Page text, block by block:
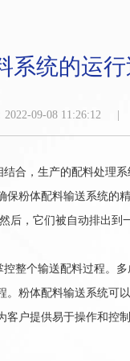
系统的运
2022-09-08 11:26:12
，生产的配料处理
粉体配料输送系统
后，它们被自动排出
个输送配料过程。
粉体配料输送系统可
户提供易于操作和控